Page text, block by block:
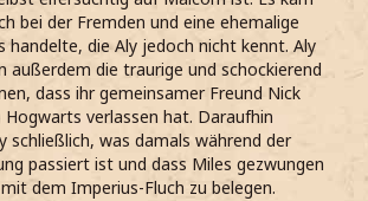
bei der Fremden und eine ehemalige
handelte, die Aly jedoch nicht kennt. Aly
außerdem die traurige und schockierend
dass ihr gemeinsamer Freund Nick
Hogwarts verlassen hat. Daraufhin
schließlich, was damals während der
passiert ist und dass Miles gezwungen
dem Imperius-Fluch zu belegen.